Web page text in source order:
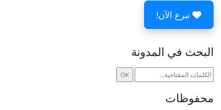
تبرع الآن!
البحث في المدونة
محفوظات